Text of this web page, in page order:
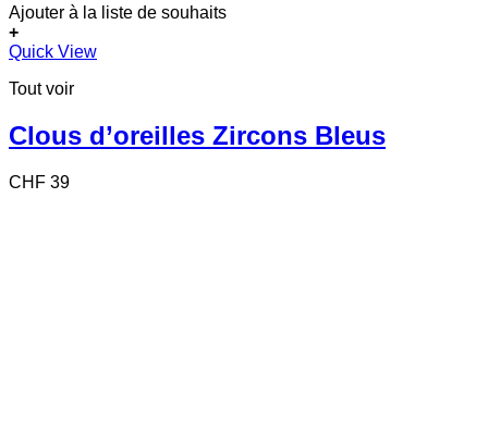
Ajouter à la liste de souhaits
+
Quick View
Tout voir
Clous d’oreilles Zircons Bleus
CHF 39